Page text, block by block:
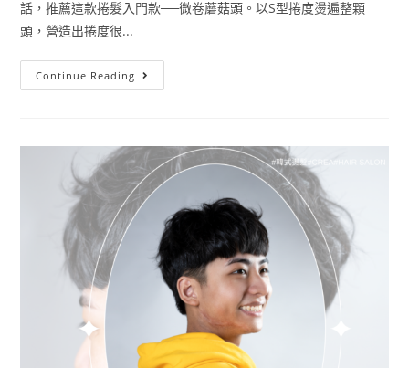
話，推薦這款捲髮入門款──微卷蘑菇頭。以S型捲度燙遍整顆
頭，營造出捲度很...
Continue Reading